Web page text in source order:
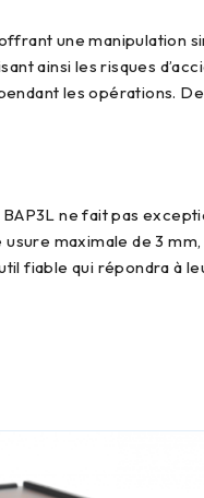
ainsi les risques
les opérations.
maximale de 3
fiable qui répondra à